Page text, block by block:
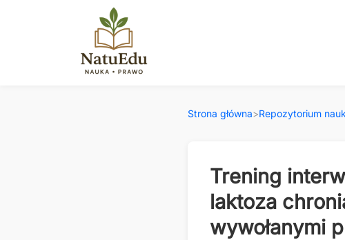
Strona główna>Repozytorium
Trening
laktoza
wywołanymi